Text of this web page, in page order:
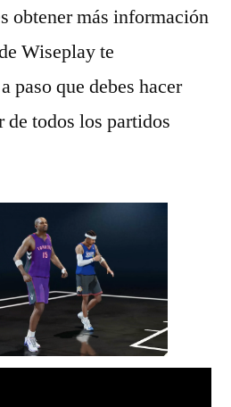
obtener más información
Wiseplay te
paso que debes hacer
de todos los partidos